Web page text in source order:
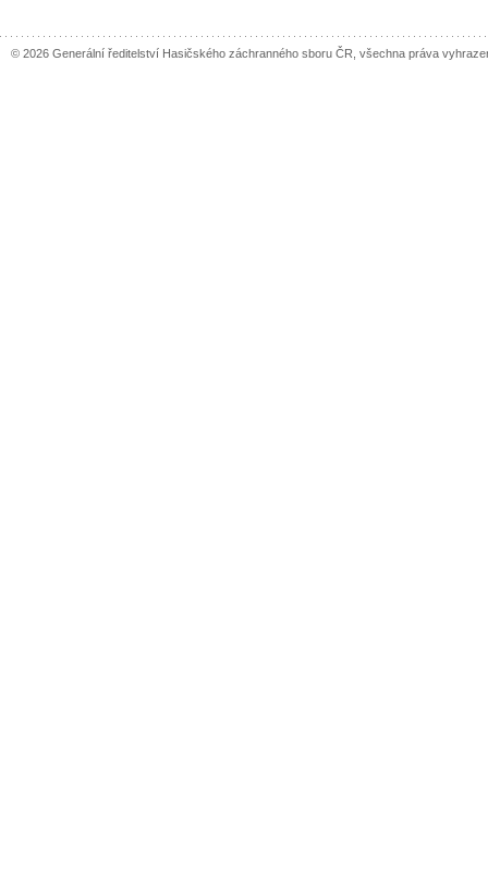
© 2026 Generální ředitelství Hasičského záchranného sboru ČR, všechna práva